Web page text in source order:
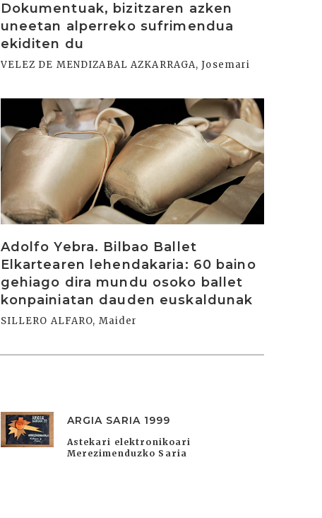
Dokumentuak, bizitzaren azken
uneetan alperreko sufrimendua
ekiditen du
VELEZ DE MENDIZABAL AZKARRAGA, Josemari
Adolfo Yebra. Bilbao Ballet
Elkartearen lehendakaria: 60 baino
gehiago dira mundu osoko ballet
konpainiatan dauden euskaldunak
SILLERO ALFARO, Maider
Irakurri
ARGIA SARIA 1999
Astekari elektronikoari
Merezimenduzko Saria